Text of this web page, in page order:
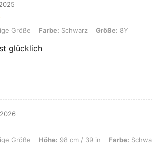
Größe, Farbe: Schwarz, Größe: 8Y
Größe Farbe: Schwarz Größe: 8Y
glücklich
Größe, Höhe: 98 cm / 39 in, Farbe: Schwarz, Größe:
Größe Höhe: 98 cm / 39 in Farbe: